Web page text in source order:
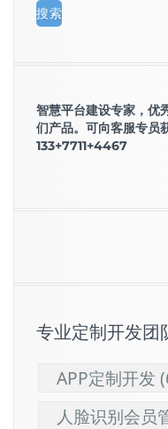
智慧平台建设专家，优
们产品。可向客服专员
133+7711+4467
专业定制开发团
APP定制开发
人脸识别会员